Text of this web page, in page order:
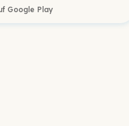
Google Play